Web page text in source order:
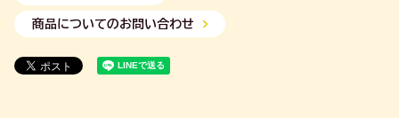
商品についてのお問い合わせ